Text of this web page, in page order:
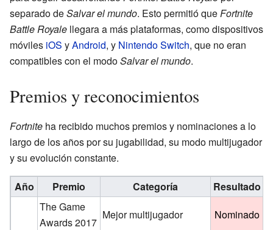
separado deSalvar el mundo. Esto permitió queFortnite
Battle Royale llegara a más plataformas, como dispositivos
móviles iOS yAndroid, y Nintendo Switch, que no eran
compatibles con el modoSalvar el mundo.
Premios y reconocimientos
Fortnite ha recibido muchos premios y nominaciones a lo
largo de los años por su jugabilidad, su modo multijugador
y su evolución constante.
Año Premio Categoría Resultado
The Game
Awards 2017
Mejor multijugador
Nominado